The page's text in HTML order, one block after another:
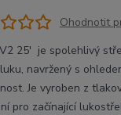
Ohodnotit
25' je spolehlivý
navržený s
Je vyroben z
pro začínající